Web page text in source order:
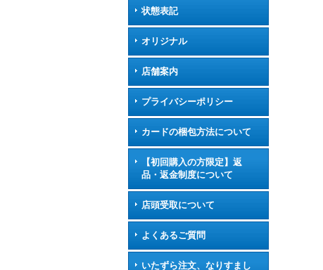
状態表記
オリジナル
店舗案内
プライバシーポリシー
カードの梱包方法について
【初回購入の方限定】返
品・返金制度について
店頭受取について
よくあるご質問
いたずら注文、なりすまし